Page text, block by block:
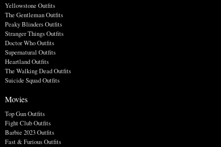
Yellowstone Outfits
The Gentleman Outfits
Peaky Blinders Outfits
Stranger Things Outfits
Doctor Who Outfits
Supernatural Outfits
Heartland Outfits
The Walking Dead Outfits
Suicide Squad Outfits
Movies
Top Gun Outfits
Fight Club Outfits
Barbie 2023 Outfits
Fast & Furious Outfits